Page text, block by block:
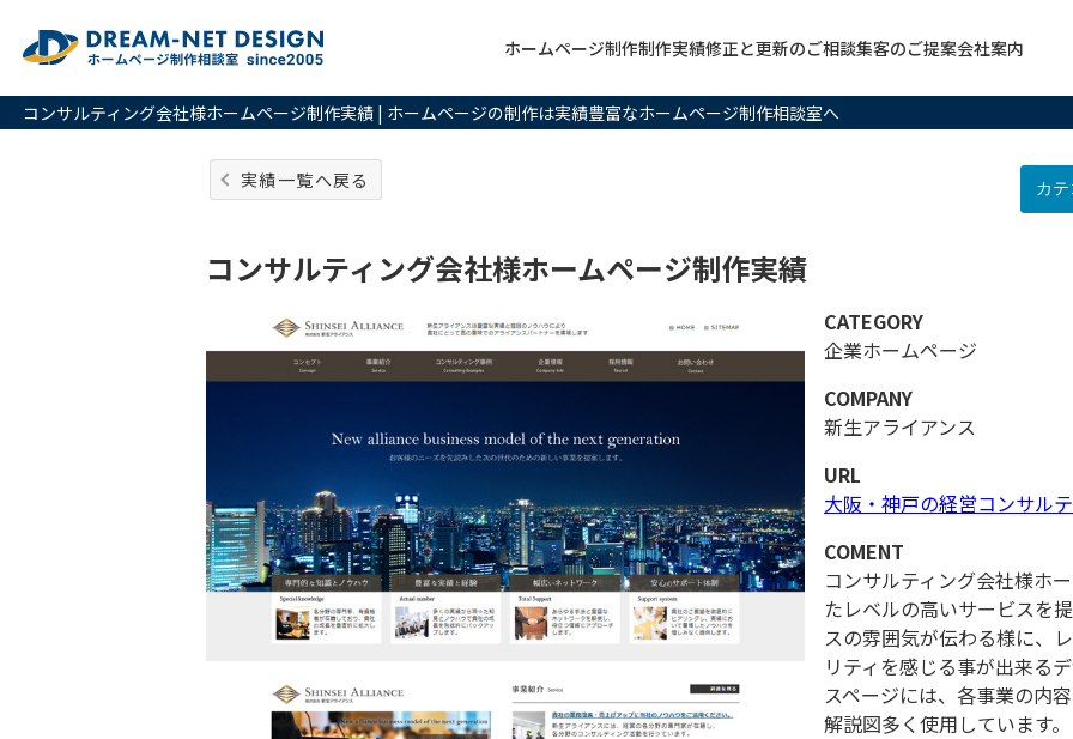
コンサルティング会社様ホームページ制作実績 | ホームページの制作は実績豊富なホームページ制作相談室へ
ホームページ制作制作実績修正と更新のご相談集客のご提案会社案内
実績一覧へ戻る
コンサルティング会社様ホームページ制作実績
CATEGORY
企業ホームページ
COMPANY
新生アライアンス
URL
大阪・神戸の経営コンサル
COMENT
コンサルティング会社様ホ
たレベルの高いサービスを
スの雰囲気が伝わる様に、
リティを感じる事が出来る
スページには、各事業の内
解説図多く使用しています。